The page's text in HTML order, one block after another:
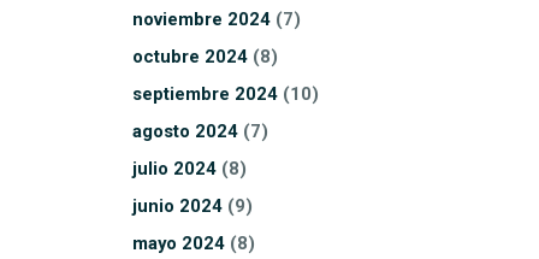
noviembre 2024 (7)
octubre 2024 (8)
septiembre 2024 (10)
agosto 2024 (7)
julio 2024 (8)
junio 2024 (9)
mayo 2024 (8)